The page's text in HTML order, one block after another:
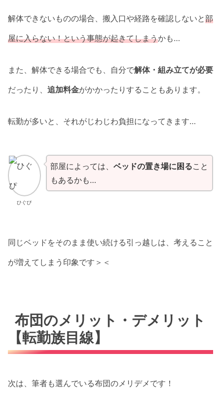
解体できないものの場合、搬入口や経路を確認しないと部
屋に入らない！という事態が起きてしまうかも…
また、解体できる場合でも、自分で解体・組み立てが必要
だったり、 追加料金がかかったりすることもあります。
転勤が多いと、それがじわじわ負担になってきます…
ひぐぴ
部屋によっては、 ベッドの置き場に困ること
もあるかも…
同じベッドをそのまま使い続ける引っ越しは、考えること
が増えてしまう印象です＞＜
布団のメリット・デメリット
【転勤族目線】
次は、筆者も選んでいる布団のメリデメです！